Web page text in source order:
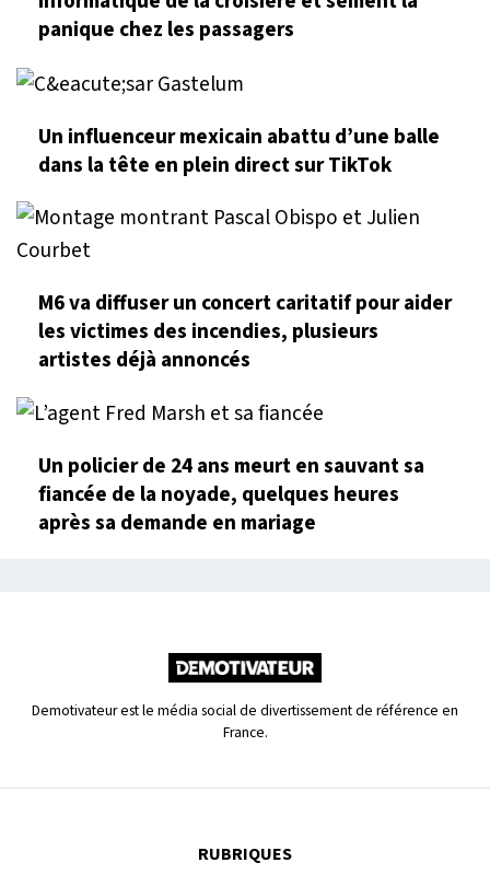
panique chez les passagers
Un influenceur mexicain abattu d’une balle
dans la tête en plein direct sur TikTok
M6 va diffuser un concert caritatif pour aider
les victimes des incendies, plusieurs
artistes déjà annoncés
Un policier de 24 ans meurt en sauvant sa
fiancée de la noyade, quelques heures
après sa demande en mariage
Demotivateur est le média social de divertissement de référence en
France.
RUBRIQUES